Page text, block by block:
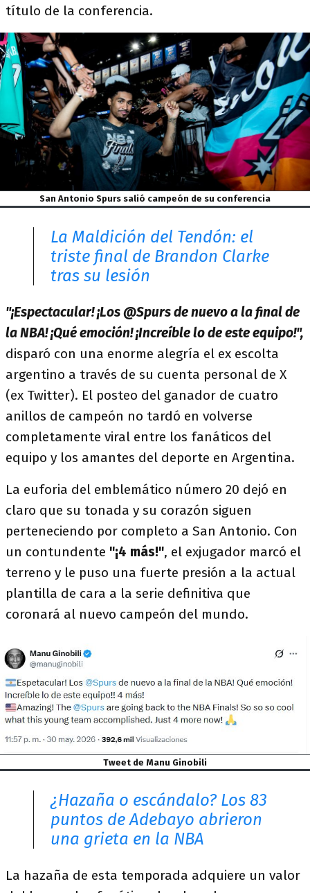
título de la conferencia.
San Antonio Spurs salió campeón de su conferencia
La Maldición del Tendón: el
triste final de Brandon Clarke
tras su lesión
"¡Espectacular! ¡Los @Spurs de nuevo a la final de
la NBA! ¡Qué emoción! ¡Increíble lo de este equipo!",
disparó con una enorme alegría el ex escolta
argentino a través de su cuenta personal de X
(ex Twitter). El posteo del ganador de cuatro
anillos de campeón no tardó en volverse
completamente viral entre los fanáticos del
equipo y los amantes del deporte en Argentina.
La euforia del emblemático número 20 dejó en
claro que su tonada y su corazón siguen
perteneciendo por completo a San Antonio. Con
un contundente "¡4 más!", el exjugador marcó el
terreno y le puso una fuerte presión a la actual
plantilla de cara a la serie definitiva que
coronará al nuevo campeón del mundo.
Tweet de Manu Ginobili
¿Hazaña o escándalo? Los 83
puntos de Adebayo abrieron
una grieta en la NBA
La hazaña de esta temporada adquiere un valor